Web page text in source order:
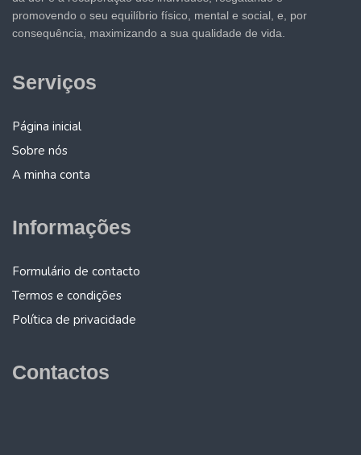
promovendo o seu equilíbrio físico, mental e social, e, por
consequência, maximizando a sua qualidade de vida.
Serviços
Página inicial
Sobre nós
A minha conta
Informações
Formulário de contacto
Termos e condições
Política de privacidade
Contactos